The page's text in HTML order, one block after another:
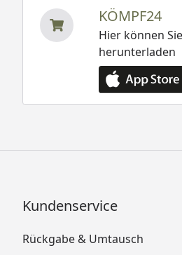
KÖMPF24
Hier können
herunterladen
Kundenservice
Rückgabe & Umtausch